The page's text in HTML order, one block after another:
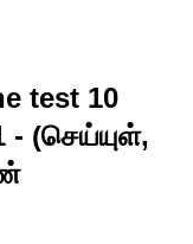
test 10
- (செய்யுள்,